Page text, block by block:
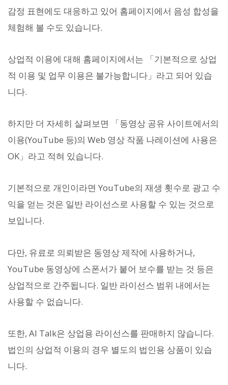
감정 표현에도 대응하고 있어 홈페이지에서 음성 합성을
체험해 볼 수도 있습니다.
상업적 이용에 대해 홈페이지에서는 「기본적으로 상업
적 이용 및 업무 이용은 불가능합니다」라고 되어 있습
니다.
하지만 더 자세히 살펴보면 「동영상 공유 사이트에서의
이용(YouTube 등)의 Web 영상 작품 나레이션에 사용은
OK」라고 적혀 있습니다.
기본적으로 개인이라면 YouTube의 재생 횟수로 광고 수
익을 얻는 것은 일반 라이선스로 사용할 수 있는 것으로
보입니다.
다만, 유료로 의뢰받은 동영상 제작에 사용하거나,
YouTube 동영상에 스폰서가 붙어 보수를 받는 것 등은
상업적으로 간주됩니다. 일반 라이선스 범위 내에서는
사용할 수 없습니다.
또한, AI Talk은 상업용 라이선스를 판매하지 않습니다.
법인의 상업적 이용의 경우 별도의 법인용 상품이 있습
니다.